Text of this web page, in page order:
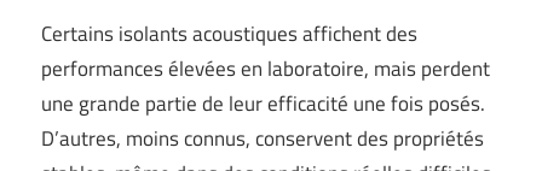
Certains isolants acoustiques affichent des
performances élevées en laboratoire, mais perdent
une grande partie de leur efficacité une fois posés.
D’autres, moins connus, conservent des propriétés